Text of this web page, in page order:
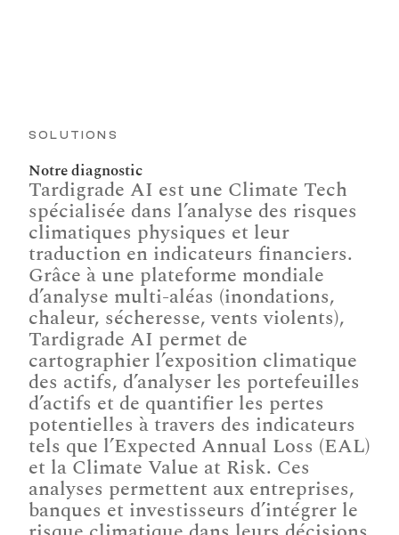
SOLUTIONS
Notre diagnostic
Tardigrade AI est une Climate Tech
spécialisée dans l’analyse des risques
climatiques physiques et leur
traduction en indicateurs financiers.
Grâce à une plateforme mondiale
d’analyse multi-aléas (inondations,
chaleur, sécheresse, vents violents),
Tardigrade AI permet de
cartographier l’exposition climatique
des actifs, d’analyser les portefeuilles
d’actifs et de quantifier les pertes
potentielles à travers des indicateurs
tels que l’Expected Annual Loss (EAL)
et la Climate Value at Risk. Ces
analyses permettent aux entreprises,
banques et investisseurs d’intégrer le